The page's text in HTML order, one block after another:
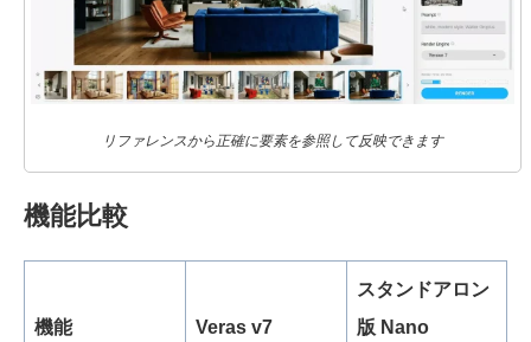
リファレンスから正確に要素を参照して反映できます
機能比較
機能 Veras v7
スタンドアロン
版 Nano